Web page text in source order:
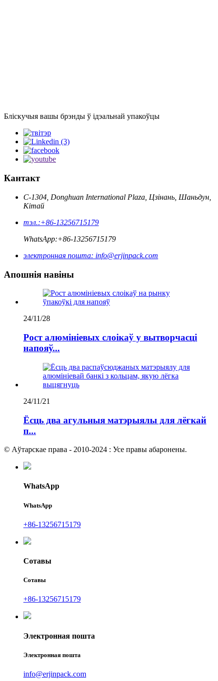
Бліскучыя вашы брэнды ў ідэальнай упакоўцы
Кантакт
C-1304, Donghuan International Plaza, Цзінань, Шаньдун,
Кітай
тэл.:+86-13256715179
WhatsApp:+86-13256715179
электронная пошта: info@erjinpack.com
Апошнія навіны
24/11/28
Рост алюмініевых слоікаў у вытворчасці
напояў...
24/11/21
Ёсць два агульныя матэрыялы для лёгкай
п...
© Аўтарскае права - 2010-2024 : Усе правы абаронены.
WhatsApp
WhatsApp
+86-13256715179
Сотавы
Сотавы
+86-13256715179
Электронная пошта
Электронная пошта
info@erjinpack.com